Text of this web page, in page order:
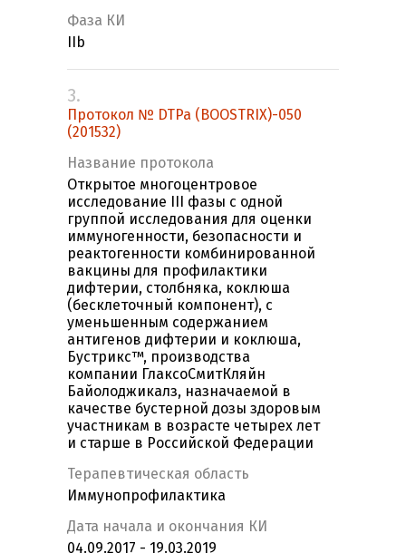
Фаза КИ
IIb
3.
Протокол № DTPa (BOOSTRIX)-050
(201532)
Название протокола
Открытое многоцентровое
исследование III фазы с одной
группой исследования для оценки
иммуногенности, безопасности и
реактогенности комбинированной
вакцины для профилактики
дифтерии, столбняка, коклюша
(бесклеточный компонент), с
уменьшенным содержанием
антигенов дифтерии и коклюша,
Бустрикс™, производства
компании ГлаксоСмитКляйн
Байолоджикалз, назначаемой в
качестве бустерной дозы здоровым
участникам в возрасте четырех лет
и старше в Российской Федерации
Терапевтическая область
Иммунопрофилактика
Дата начала и окончания КИ
04.09.2017 - 19.03.2019